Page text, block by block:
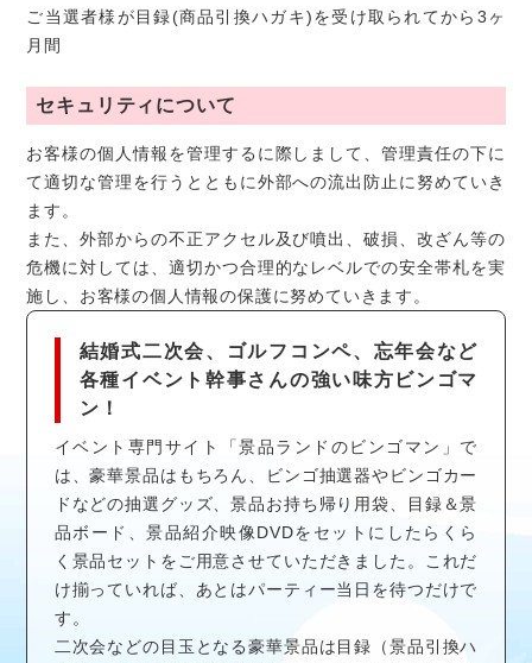
ご当選者様が目録(商品引換ハガキ)を受け取られてから3ヶ
月間
セキュリティについて
お客様の個人情報を管理するに際しまして、管理責任の下に
て適切な管理を行うとともに外部への流出防止に努めていき
ます。
また、外部からの不正アクセル及び噴出、破損、改ざん等の
危機に対しては、適切かつ合理的なレベルでの安全帯札を実
施し、お客様の個人情報の保護に努めていきます。
結婚式二次会、ゴルフコンペ、忘年会など
各種イベント幹事さんの強い味方ビンゴマ
ン！
イベント専門サイト「景品ランドのビンゴマン」で
は、豪華景品はもちろん、ビンゴ抽選器やビンゴカー
ドなどの抽選グッズ、景品お持ち帰り用袋、目録＆景
品ボード、景品紹介映像DVDをセットにしたらくら
く景品セットをご用意させていただきました。これだ
け揃っていれば、あとはパーティー当日を待つだけで
す。
二次会などの目玉となる豪華景品は目録（景品引換ハ